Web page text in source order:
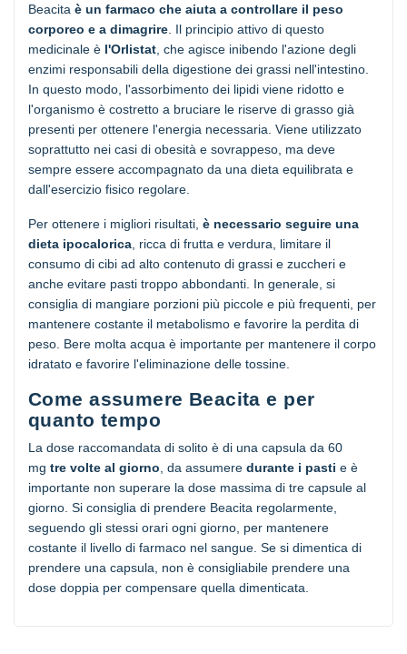
Beacita è un farmaco che aiuta a controllare il peso
corporeo e a dimagrire . Il principio attivo di questo
medicinale è l'Orlistat , che agisce inibendo l'azione degli
enzimi responsabili della digestione dei grassi nell'intestino.
In questo modo, l'assorbimento dei lipidi viene ridotto e
l'organismo è costretto a bruciare le riserve di grasso già
presenti per ottenere l'energia necessaria. Viene utilizzato
soprattutto nei casi di obesità e sovrappeso, ma deve
sempre essere accompagnato da una dieta equilibrata e
dall'esercizio fisico regolare.
Per ottenere i migliori risultati, è necessario seguire una
dieta ipocalorica , ricca di frutta e verdura, limitare il
consumo di cibi ad alto contenuto di grassi e zuccheri e
anche evitare pasti troppo abbondanti. In generale, si
consiglia di mangiare porzioni più piccole e più frequenti, per
mantenere costante il metabolismo e favorire la perdita di
peso. Bere molta acqua è importante per mantenere il corpo
idratato e favorire l'eliminazione delle tossine.
Come assumere Beacita e per
quanto tempo
La dose raccomandata di solito è di una capsula da 60
mg tre volte al giorno , da assumere durante i pasti e è
importante non superare la dose massima di tre capsule al
giorno. Si consiglia di prendere Beacita regolarmente,
seguendo gli stessi orari ogni giorno, per mantenere
costante il livello di farmaco nel sangue. Se si dimentica di
prendere una capsula, non è consigliabile prendere una
dose doppia per compensare quella dimenticata.